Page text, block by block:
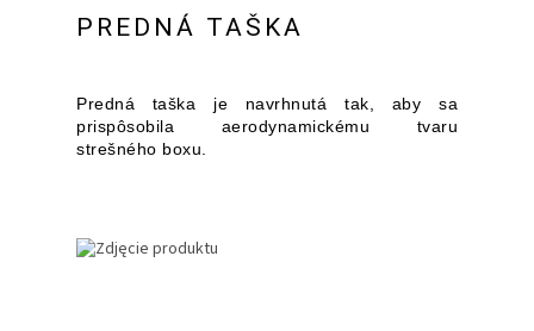
PREDNÁ TAŠKA
Predná taška je navrhnutá tak, aby sa
prispôsobila aerodynamickému tvaru
strešného boxu.